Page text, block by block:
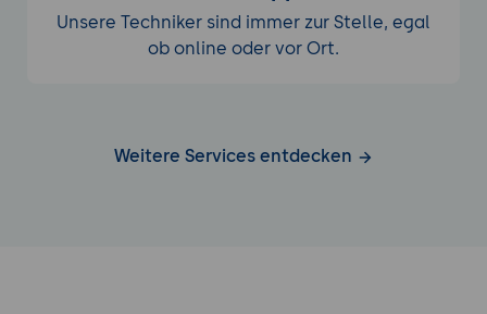
Unsere Techniker sind immer zur Stelle, egal
ob online oder vor Ort.
Weitere Services entdecken